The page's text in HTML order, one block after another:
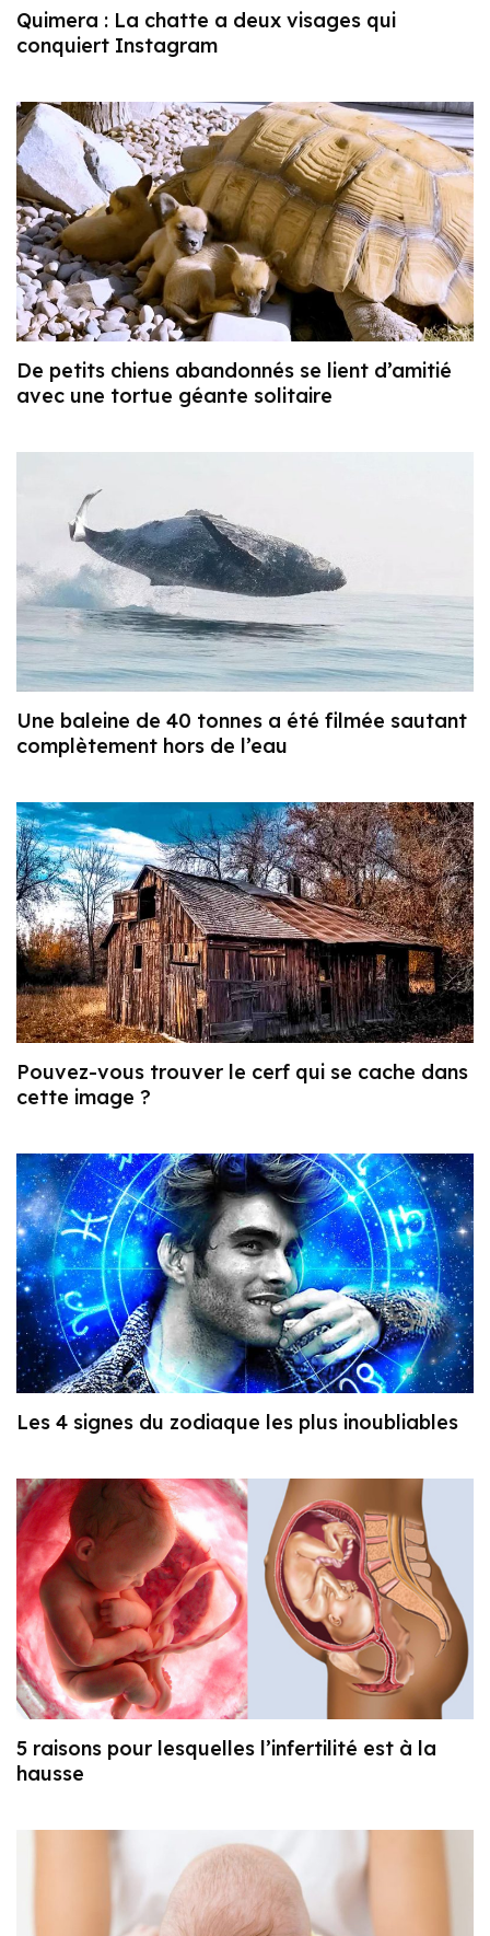
Quimera : La chatte a deux visages qui
conquiert Instagram
De petits chiens abandonnés se lient d’amitié
avec une tortue géante solitaire
Une baleine de 40 tonnes a été filmée sautant
complètement hors de l’eau
Pouvez-vous trouver le cerf qui se cache dans
cette image ?
Les 4 signes du zodiaque les plus inoubliables
5 raisons pour lesquelles l’infertilité est à la
hausse